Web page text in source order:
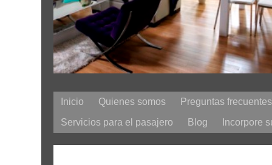
Inicio Quienes somos
Preguntas frecuentes
Servicios para el pasajero
Blog Incorpore